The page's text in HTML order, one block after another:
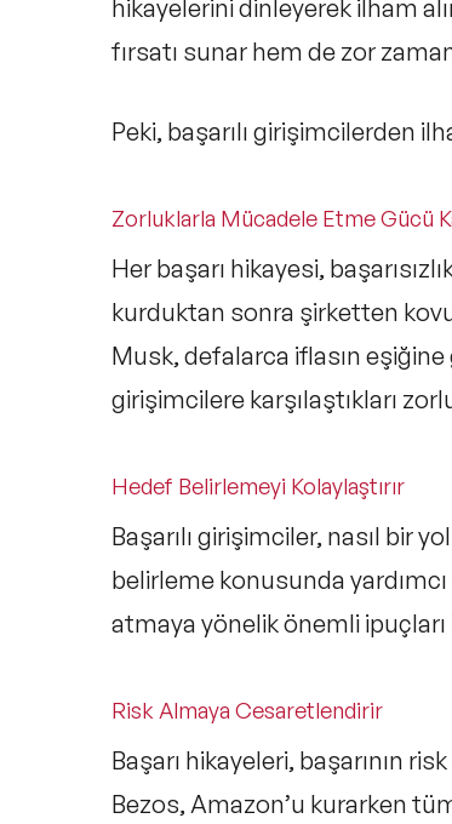
hikayelerini dinleyerek ilham
fırsatı sunar hem de zor
Peki, başarılı girişimcilerden
Zorluklarla Mücadele Etme Gücü
Her başarı hikayesi,
kurduktan sonra şirketten
Musk, defalarca iflasın
girişimcilere karşılaştıkları
Hedef Belirlemeyi Kolaylaştırır
Başarılı girişimciler, nasıl bir
belirleme konusunda
atmaya yönelik önemli ipuçları
Risk Almaya Cesaretlendirir
Başarı hikayeleri, başarının
Bezos, Amazon’u kurarken